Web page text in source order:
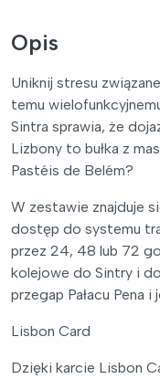
Opis
Uniknij stresu
temu
Sintra sprawia, że
Lizbony to bułka z
Pastéis de Belém?
W zestawie znajduje
dostęp do systemu
przez 24, 48 lub 72
kolejowe do Sintry i
przegap Pałacu Pena
Lisbon Card
Dzięki karcie Lisbon